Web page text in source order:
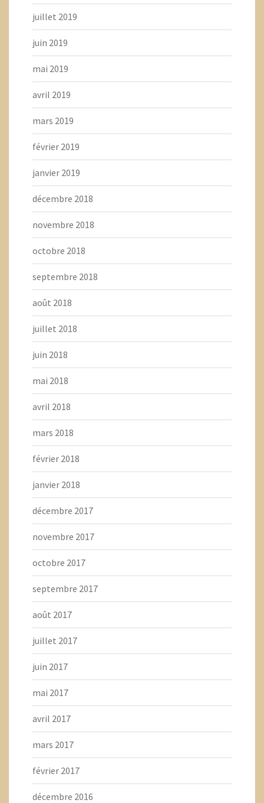
juillet 2019
juin 2019
mai 2019
avril 2019
mars 2019
février 2019
janvier 2019
décembre 2018
novembre 2018
octobre 2018
septembre 2018
août 2018
juillet 2018
juin 2018
mai 2018
avril 2018
mars 2018
février 2018
janvier 2018
décembre 2017
novembre 2017
octobre 2017
septembre 2017
août 2017
juillet 2017
juin 2017
mai 2017
avril 2017
mars 2017
février 2017
décembre 2016